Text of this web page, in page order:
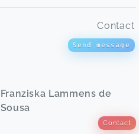
Contact
Send message
Franziska Lammens de
Sousa
Contact